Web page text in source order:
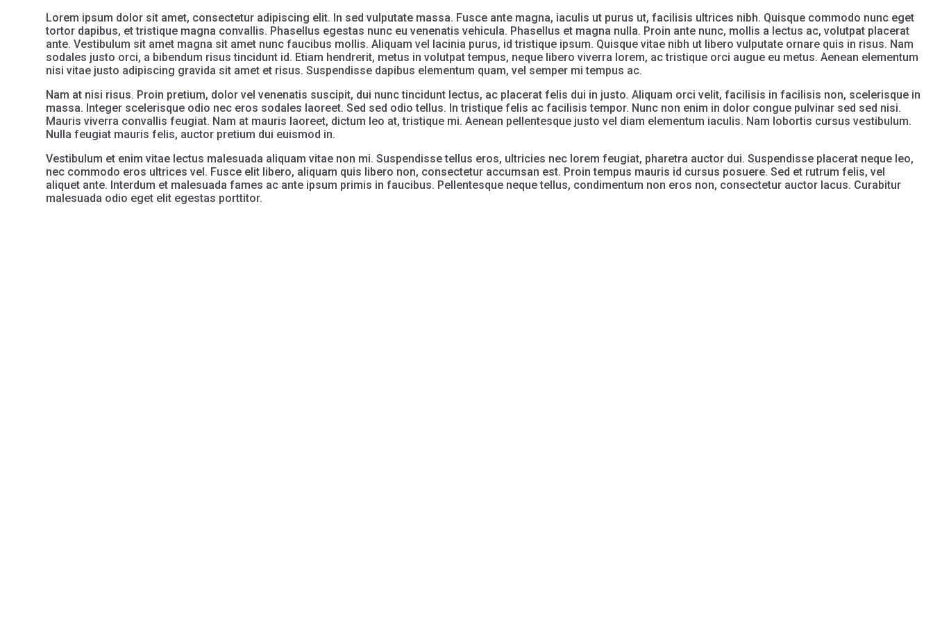
Lorem ipsum dolor sit amet, consectetur adipiscing elit. In sed vulputate massa. Fusce ante magna, iaculis ut purus ut, facilisis ultrices nibh. Quisque commodo nunc eget
tortor dapibus, et tristique magna convallis. Phasellus egestas nunc eu venenatis vehicula. Phasellus et magna nulla. Proin ante nunc, mollis a lectus ac, volutpat placerat
ante. Vestibulum sit amet magna sit amet nunc faucibus mollis. Aliquam vel lacinia purus, id tristique ipsum. Quisque vitae nibh ut libero vulputate ornare quis in risus. Nam
sodales justo orci, a bibendum risus tincidunt id. Etiam hendrerit, metus in volutpat tempus, neque libero viverra lorem, ac tristique orci augue eu metus. Aenean elementum
nisi vitae justo adipiscing gravida sit amet et risus. Suspendisse dapibus elementum quam, vel semper mi tempus ac.
Nam at nisi risus. Proin pretium, dolor vel venenatis suscipit, dui nunc tincidunt lectus, ac placerat felis dui in justo. Aliquam orci velit, facilisis in facilisis non, scelerisque in
massa. Integer scelerisque odio nec eros sodales laoreet. Sed sed odio tellus. In tristique felis ac facilisis tempor. Nunc non enim in dolor congue pulvinar sed sed nisi.
Mauris viverra convallis feugiat. Nam at mauris laoreet, dictum leo at, tristique mi. Aenean pellentesque justo vel diam elementum iaculis. Nam lobortis cursus vestibulum.
Nulla feugiat mauris felis, auctor pretium dui euismod in.
Vestibulum et enim vitae lectus malesuada aliquam vitae non mi. Suspendisse tellus eros, ultricies nec lorem feugiat, pharetra auctor dui. Suspendisse placerat neque leo,
nec commodo eros ultrices vel. Fusce elit libero, aliquam quis libero non, consectetur accumsan est. Proin tempus mauris id cursus posuere. Sed et rutrum felis, vel
aliquet ante. Interdum et malesuada fames ac ante ipsum primis in faucibus. Pellentesque neque tellus, condimentum non eros non, consectetur auctor lacus. Curabitur
malesuada odio eget elit egestas porttitor.